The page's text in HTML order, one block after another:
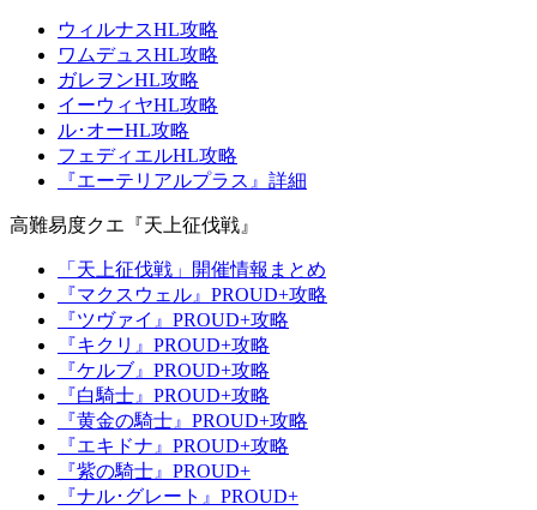
ウィルナスHL攻略
ワムデュスHL攻略
ガレヲンHL攻略
イーウィヤHL攻略
ル･オーHL攻略
フェディエルHL攻略
『エーテリアルプラス』詳細
高難易度クエ『天上征伐戦』
「天上征伐戦」開催情報まとめ
『マクスウェル』PROUD+攻略
『ツヴァイ』PROUD+攻略
『キクリ』PROUD+攻略
『ケルブ』PROUD+攻略
『白騎士』PROUD+攻略
『黄金の騎士』PROUD+攻略
『エキドナ』PROUD+攻略
『紫の騎士』PROUD+
『ナル･グレート』PROUD+